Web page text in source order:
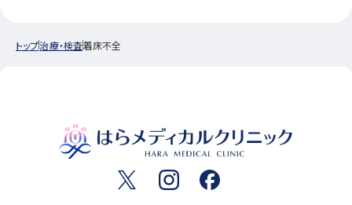
トップ治療・検査着床不全